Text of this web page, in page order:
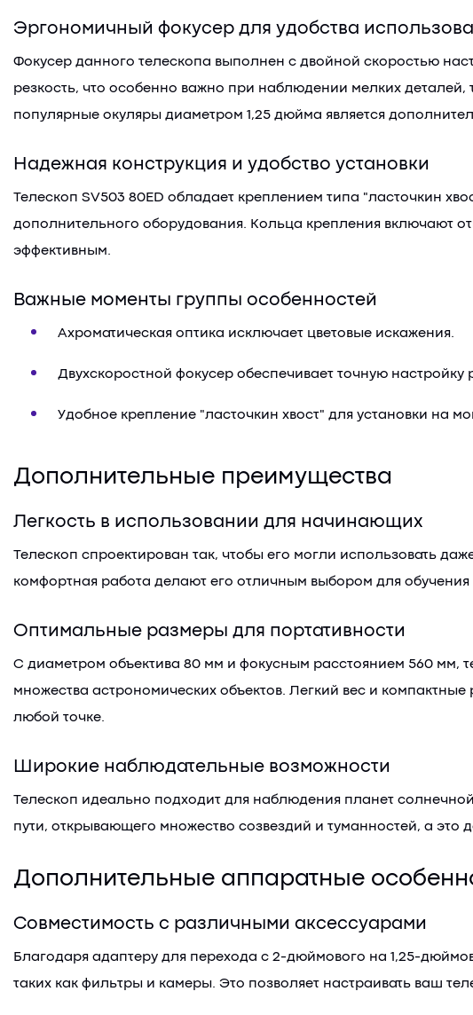
Эргономичный фокусер для удобства
Фокусер данного телескопа выполнен с двойной скоростью
резкость, что особенно важно при наблюдении мелких
популярные окуляры диаметром 1,25 дюйма является
Надежная конструкция и удобство установки
Телескоп SV503 80ED обладает креплением типа "ласточкин
дополнительного оборудования. Кольца крепления включают
эффективным.
Важные моменты группы особенностей
Ахроматическая оптика исключает цветовые искажения.
Двухскоростной фокусер обеспечивает точную настройку
Удобное крепление "ласточкин хвост" для установки на
Дополнительные преимущества
Легкость в использовании для начинающих
Телескоп спроектирован так, чтобы его могли использовать
комфортная работа делают его отличным выбором для
Оптимальные размеры для портативности
С диаметром объектива 80 мм и фокусным расстоянием 560 мм,
множества астрономических объектов. Легкий вес и
любой точке.
Широкие наблюдательные возможности
Телескоп идеально подходит для наблюдения планет
пути, открывающего множество созвездий и туманностей, а
Дополнительные аппаратные
Совместимость с различными аксессуарами
Благодаря адаптеру для перехода с 2-дюймового на 1,25-
таких как фильтры и камеры. Это позволяет настраивать ваш